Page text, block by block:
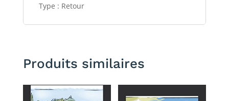
Type : Retour
Produits similaires